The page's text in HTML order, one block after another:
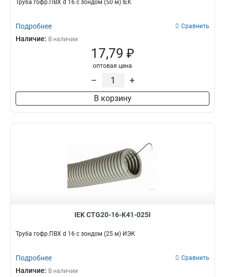
Труба гофр.ПВХ d 16 с зондом (50 м) IEK
Подробнее Сравнить
Наличие: В наличии
17,79 ₽
оптовая цена
– +
В корзину
IEK CTG20-16-K41-025I
Труба гофр.ПВХ d 16 с зондом (25 м) ИЭК
Подробнее Сравнить
Наличие: В наличии